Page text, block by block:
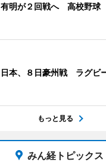
有明が２回戦へ 高校野球
日本、８日豪州戦 ラグビ
もっと見る
みん経トピックス